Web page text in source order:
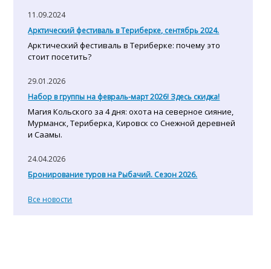
11.09.2024
Арктический фестиваль в Териберке, сентябрь 2024.
Арктический фестиваль в Териберке: почему это
стоит посетить?
29.01.2026
Набор в группы на февраль-март 2026! Здесь скидка!
Магия Кольского за 4 дня: охота на северное сияние,
Мурманск, Териберка, Кировск со Снежной деревней
и Саамы.
24.04.2026
Бронирование туров на Рыбачий. Сезон 2026.
Все новости